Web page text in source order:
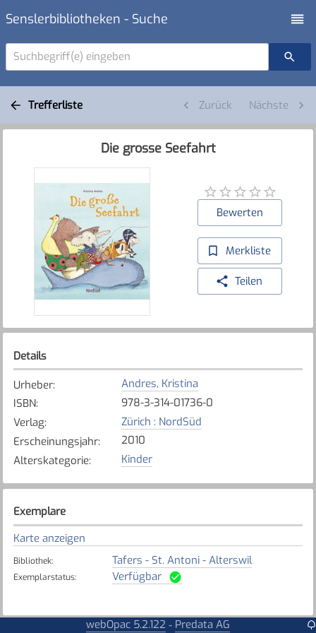
Senslerbibliotheken - Suche
Suchbegriff(e) eingeben
Trefferliste Zurück Nächste
Die grosse Seefahrt
Bewerten
Merkliste
Teilen
Details
Urheber:
Andres, Kristina
ISBN:
978-3-314-01736-0
Verlag:
Zürich : NordSüd
Erscheinungsjahr:
2010
Alterskategorie: Kinder
Exemplare
Karte anzeigen
Bibliothek: Tafers - St. Antoni - Alterswil
Exemplarstatus: Verfügbar
webOpac 5.2.122 - Predata AG